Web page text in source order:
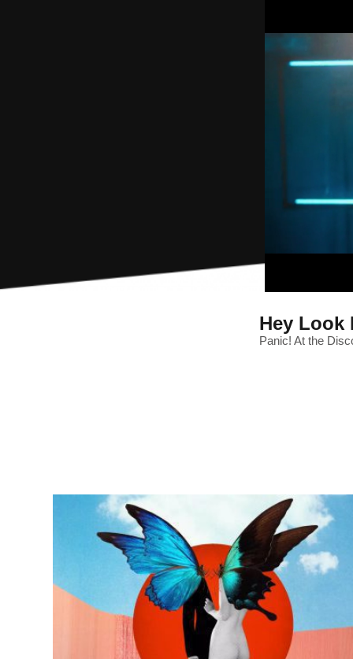
Hey Look
Panic! At the